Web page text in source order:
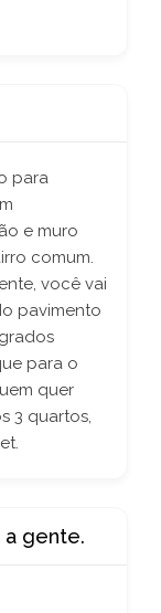
para
e muro
comum.
você vai
pavimento
para o
quer
3 quartos,
a gente.